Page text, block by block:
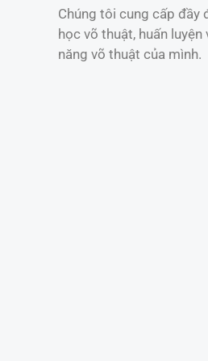
Chúng tôi cung cấp đầy
học võ thuật, huấn
năng võ thuật của mình.